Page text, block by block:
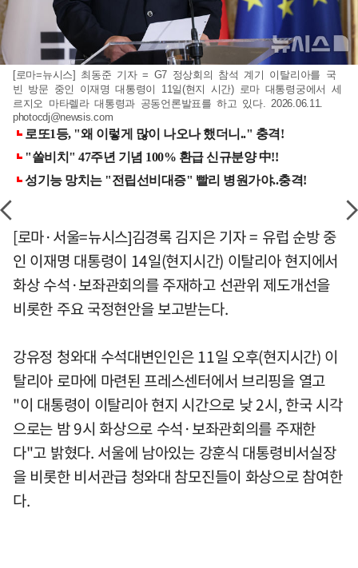
[로마=뉴시스] 최동준 기자 = G7 정상회의 참석 계기 이탈리아를 국
빈 방문 중인 이재명 대통령이 11일(현지 시간) 로마 대통령궁에서 세
르지오 마타렐라 대통령과 공동언론발표를 하고 있다. 2026.06.11.
photocdj@newsis.com
[로마·서울=뉴시스]김경록 김지은 기자 = 유럽 순방 중
인 이재명 대통령이 14일(현지시간) 이탈리아 현지에서
화상 수석·보좌관회의를 주재하고 선관위 제도개선을
비롯한 주요 국정현안을 보고받는다.
강유정 청와대 수석대변인인은 11일 오후(현지시간) 이
탈리아 로마에 마련된 프레스센터에서 브리핑을 열고
"이 대통령이 이탈리아 현지 시간으로 낮 2시, 한국 시각
으로는 밤 9시 화상으로 수석·보좌관회의를 주재한
다"고 밝혔다. 서울에 남아있는 강훈식 대통령비서실장
을 비롯한 비서관급 청와대 참모진들이 화상으로 참여한
다.